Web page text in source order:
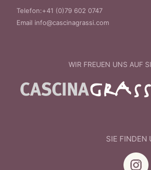
Telefon:+41 (0)79 602 0747
Email info@cascinagrassi.com
WIR FREUEN UNS AUF
SIE FINDEN